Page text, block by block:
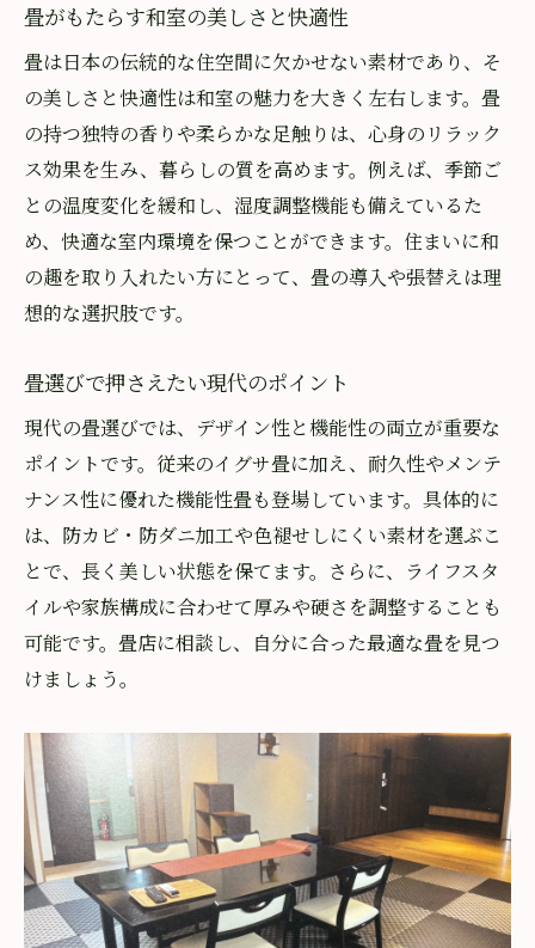
快適な住まいを叶える畳の選び方
畳の張替えで家族みんなが笑顔に
理想の和空間へ導く畳の選び方ガイド
畳の種類と特徴を徹底比較して解説
和室に最適な畳のサイズと厚みとは
埼玉県北本市で選ぶべき畳の素材選定
畳店おすすめの和空間コーディネート法
失敗しない畳選びのチェックポイント
専門職人が語る畳の魅力とその技術力
畳職人がこだわる伝統の技と品質
地元で信頼される畳職人の想いに触れる
畳の施工事例から見る技術の高さ
畳替えを美しく仕上げる職人の工夫
畳の耐久性とメンテナンスの秘訣
職人技が光る畳店の安心サポート
初めての畳替えなら知っておきたいポイント
畳替え前に確認したい基礎知識まとめ
畳の張替えを依頼する際の注意点
初めてでも安心な畳店選びの方法
トラブルを防ぐ畳の管理と相談術
畳替えに関するよくある疑問を解決
安心の畳替えを実現するチェックリスト
畳がもたらす和室の美しさと快適性
畳は日本の伝統的な住空間に欠かせない素材であり、そ
の美しさと快適性は和室の魅力を大きく左右します。畳
の持つ独特の香りや柔らかな足触りは、心身のリラック
ス効果を生み、暮らしの質を高めます。例えば、季節ご
との温度変化を緩和し、湿度調整機能も備えているた
め、快適な室内環境を保つことができます。住まいに和
の趣を取り入れたい方にとって、畳の導入や張替えは理
想的な選択肢です。
畳選びで押さえたい現代のポイント
現代の畳選びでは、デザイン性と機能性の両立が重要な
ポイントです。従来のイグサ畳に加え、耐久性やメンテ
ナンス性に優れた機能性畳も登場しています。具体的に
は、防カビ・防ダニ加工や色褪せしにくい素材を選ぶこ
とで、長く美しい状態を保てます。さらに、ライフスタ
イルや家族構成に合わせて厚みや硬さを調整することも
可能です。畳店に相談し、自分に合った最適な畳を見つ
けましょう。